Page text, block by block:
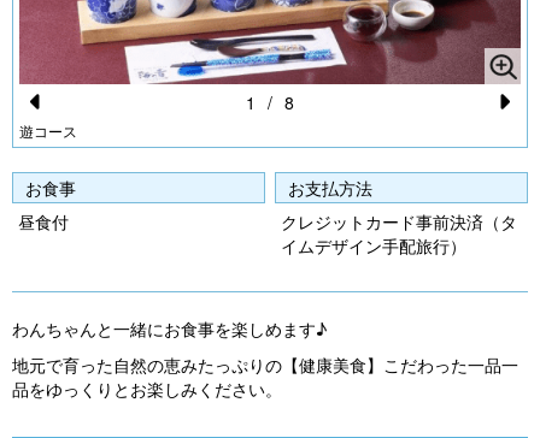
Pr
e
vi
o
遊コース
e
xt
1 / 8
お食事
昼食付
お支払方法
クレジットカード事前決済（タ
イムデザイン手配旅行）
わんちゃんと一緒にお食事を楽しめます♪
地元で育った自然の恵みたっぷりの【健康美食】こだわった一品一
品をゆっくりとお楽しみください。